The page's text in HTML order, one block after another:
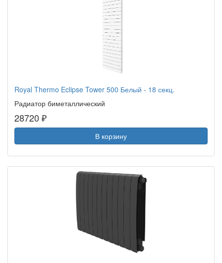
Royal Thermo Eclipse Tower 500 Белый - 18 секц.
Радиатор биметаллический
28720 ₽
В корзину